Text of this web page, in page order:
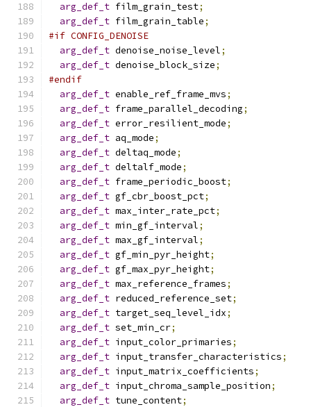
arg_def_t film_grain_test;
arg_def_t film_grain_table;
#if CONFIG_DENOISE
arg_def_t denoise_noise_level;
arg_def_t denoise_block_size;
#endif
arg_def_t enable_ref_frame_mvs;
arg_def_t frame_parallel_decoding;
arg_def_t error_resilient_mode;
arg_def_t aq_mode;
arg_def_t deltaq_mode;
arg_def_t deltalf_mode;
arg_def_t frame_periodic_boost;
arg_def_t gf_cbr_boost_pct;
arg_def_t max_inter_rate_pct;
arg_def_t min_gf_interval;
arg_def_t max_gf_interval;
arg_def_t gf_min_pyr_height;
arg_def_t gf_max_pyr_height;
arg_def_t max_reference_frames;
arg_def_t reduced_reference_set;
arg_def_t target_seq_level_idx;
arg_def_t set_min_cr;
arg_def_t input_color_primaries;
arg_def_t input_transfer_characteristics;
arg_def_t input_matrix_coefficients;
arg_def_t input_chroma_sample_position;
arg_def_t tune_content;